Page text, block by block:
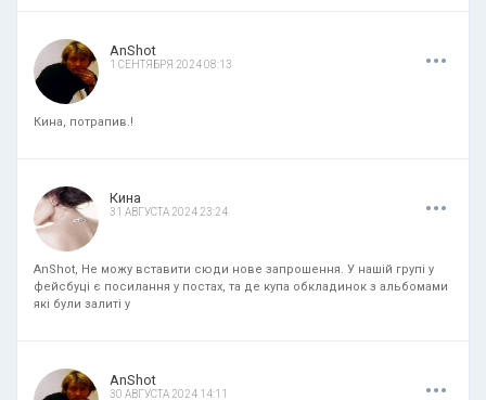
AnShot
1 СЕНТЯБРЯ 2024 08:13 ...
Кина, потрапив.!
Кина
31 АВГУСТА 2024 23:24 ...
AnShot, Не можу вставити сюди нове запрошення. У нашій групі у
фейсбуці є посилання у постах, та де купа обкладинок з альбомами
які були залиті у
AnShot
30 АВГУСТА 2024 14:11 ...